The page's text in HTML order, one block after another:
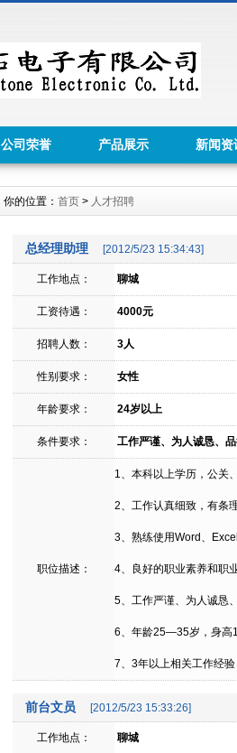
公司荣誉 产品展示 新闻资
你的位置： 首页 > 人才招聘
总经理助理 [2012/5/23 15:34:43]
工作地点： 聊城
工资待遇： 4000元
招聘人数： 3人
性别要求： 女性
年龄要求： 24岁以上
条件要求： 工作严谨、为人诚恳、
职位描述：
1、本科以上学历，公关
2、工作认真细致，有条
3、熟练使用Word、
4、良好的职业素养和职
5、工作严谨、为人诚恳
6、年龄25—35岁，身高
7、3年以上相关工作经验
前台文员 [2012/5/23 15:33:26]
工作地点： 聊城